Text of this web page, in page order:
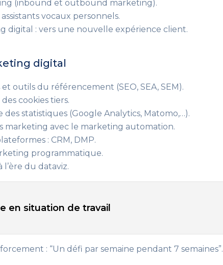
(inbound et outbound marketing).
vocaux personnels.
digital : vers une nouvelle expérience client.
digital
outils du référencement (SEO, SEA, SEM).
cookies tiers.
statistiques (Google Analytics, Matomo,…).
marketing avec le marketing automation.
: CRM, DMP.
programmatique.
l’ère du dataviz.
en situation de travail
: “Un défi par semaine pendant 7 semaines”.